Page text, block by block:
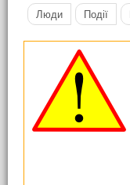
Люди
Події